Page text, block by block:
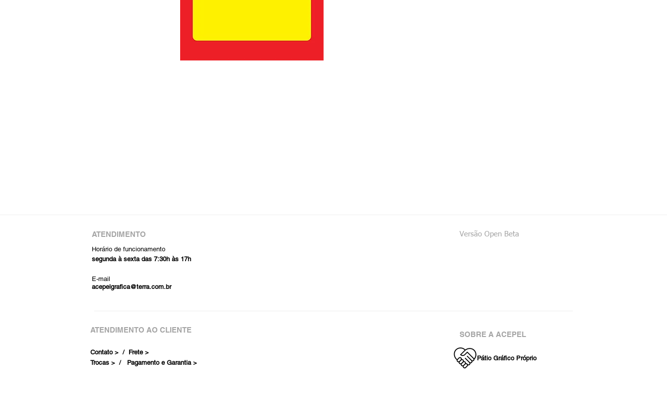
ATENDIMENTO
Versão Open Beta
Horário de funcionamento
segunda à sexta das 7:30h às 17h
E-mail
acepelgrafica@terra.com.br
ATENDIMENTO AO CLIENTE
Contato > / Frete >
Trocas > / Pagamento e Garantia >
SOBRE A ACEPEL
Pátio Gráfico Próprio